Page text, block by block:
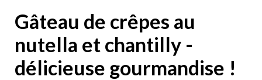
Gâteau de crêpes au
nutella et chantilly -
délicieuse gourmandise !